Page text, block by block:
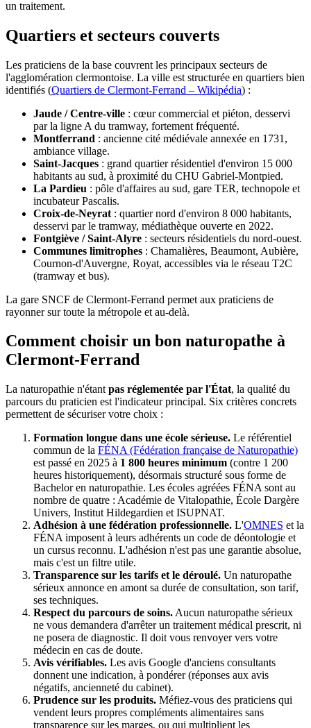
un traitement.
Quartiers et secteurs couverts
Les praticiens de la base couvrent les principaux secteurs de
l'agglomération clermontoise. La ville est structurée en quartiers bien
identifiés (Quartiers de Clermont-Ferrand – Wikipédia) :
Jaude / Centre-ville : cœur commercial et piéton, desservi
par la ligne A du tramway, fortement fréquenté.
Montferrand : ancienne cité médiévale annexée en 1731,
ambiance village.
Saint-Jacques : grand quartier résidentiel d'environ 15 000
habitants au sud, à proximité du CHU Gabriel-Montpied.
La Pardieu : pôle d'affaires au sud, gare TER, technopole et
incubateur Pascalis.
Croix-de-Neyrat : quartier nord d'environ 8 000 habitants,
desservi par le tramway, médiathèque ouverte en 2022.
Fontgiève / Saint-Alyre : secteurs résidentiels du nord-ouest.
Communes limitrophes : Chamalières, Beaumont, Aubière,
Cournon-d'Auvergne, Royat, accessibles via le réseau T2C
(tramway et bus).
La gare SNCF de Clermont-Ferrand permet aux praticiens de
rayonner sur toute la métropole et au-delà.
Comment choisir un bon naturopathe à
Clermont-Ferrand
La naturopathie n'étant pas réglementée par l'État, la qualité du
parcours du praticien est l'indicateur principal. Six critères concrets
permettent de sécuriser votre choix :
Formation longue dans une école sérieuse. Le référentiel
commun de la FÉNA (Fédération française de Naturopathie)
est passé en 2025 à 1 800 heures minimum (contre 1 200
heures historiquement), désormais structuré sous forme de
Bachelor en naturopathie. Les écoles agréées FÉNA sont au
nombre de quatre : Académie de Vitalopathie, École Dargère
Univers, Institut Hildegardien et ISUPNAT.
Adhésion à une fédération professionnelle. L'OMNES et la
FÉNA imposent à leurs adhérents un code de déontologie et
un cursus reconnu. L'adhésion n'est pas une garantie absolue,
mais c'est un filtre utile.
Transparence sur les tarifs et le déroulé. Un naturopathe
sérieux annonce en amont sa durée de consultation, son tarif,
ses techniques.
Respect du parcours de soins. Aucun naturopathe sérieux
ne vous demandera d'arrêter un traitement médical prescrit, ni
ne posera de diagnostic. Il doit vous renvoyer vers votre
médecin en cas de doute.
Avis vérifiables. Les avis Google d'anciens consultants
donnent une indication, à pondérer (réponses aux avis
négatifs, ancienneté du cabinet).
Prudence sur les produits. Méfiez-vous des praticiens qui
vendent leurs propres compléments alimentaires sans
transparence sur les marges, ou qui multiplient les